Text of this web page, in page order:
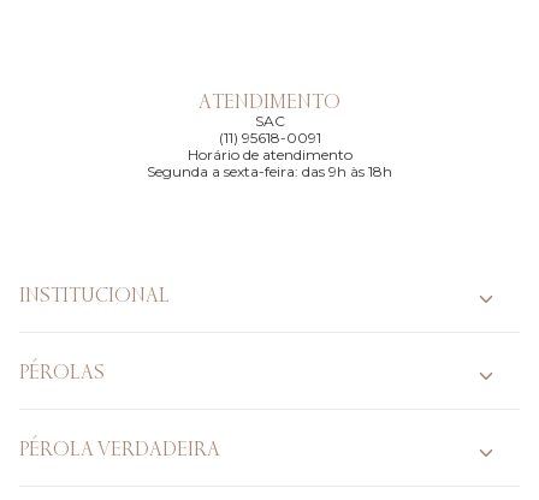
ATENDIMENTO
SAC
(11) 95618-0091
Horário de atendimento
Segunda a sexta-feira: das 9h às 18h
INSTITUCIONAL
PÉROLAS
PÉROLA VERDADEIRA